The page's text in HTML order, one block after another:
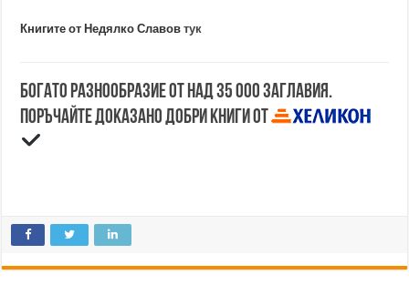
Книгите от Недялко Славовтук
Богато разнообразие от над 35 000 заглавия.
Поръчайте доказано добри книги от